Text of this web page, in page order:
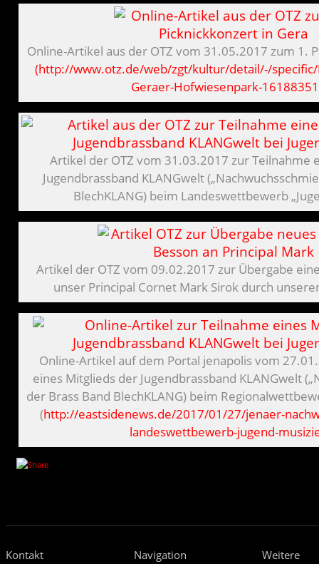
Online-Artikel aus der OTZ vom 31.05.2017 zum 1.
(http://www.otz.de/web/zgt/kultur/detail/-/specific/
Geraer-Hofwiesenpark-
Artikel der OTZ vom 31.03.2017 zur Teilnahme
Jugendbrassband KLANGwelt
BlechKLANG) beim Landeswettbewerb
Artikel der OTZ vom 09.02.2017 zur Übergabe
unser Principal Cornet Mark Sirok durch
Online-Artikel auf dem Portal jenapolis vom
eines Mitglieds der Jugendbrassband KLANGwelt
der Brass Band BlechKLANG) beim
(http://eastsidenews.de/2017/01/27/jenaer-
landeswettbewerb-jugend-
Kontakt Navigation
Weitere